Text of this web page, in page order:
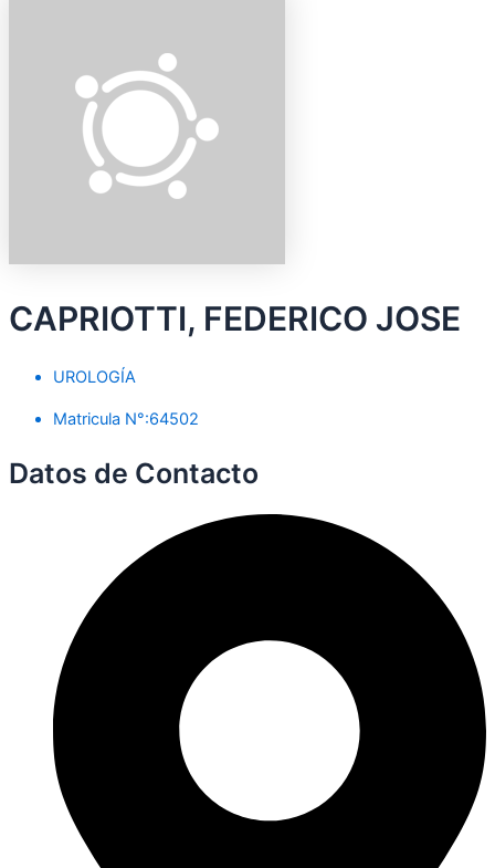
CAPRIOTTI, FEDERICO JOSE
UROLOGÍA
Matricula N°:64502
Datos de Contacto